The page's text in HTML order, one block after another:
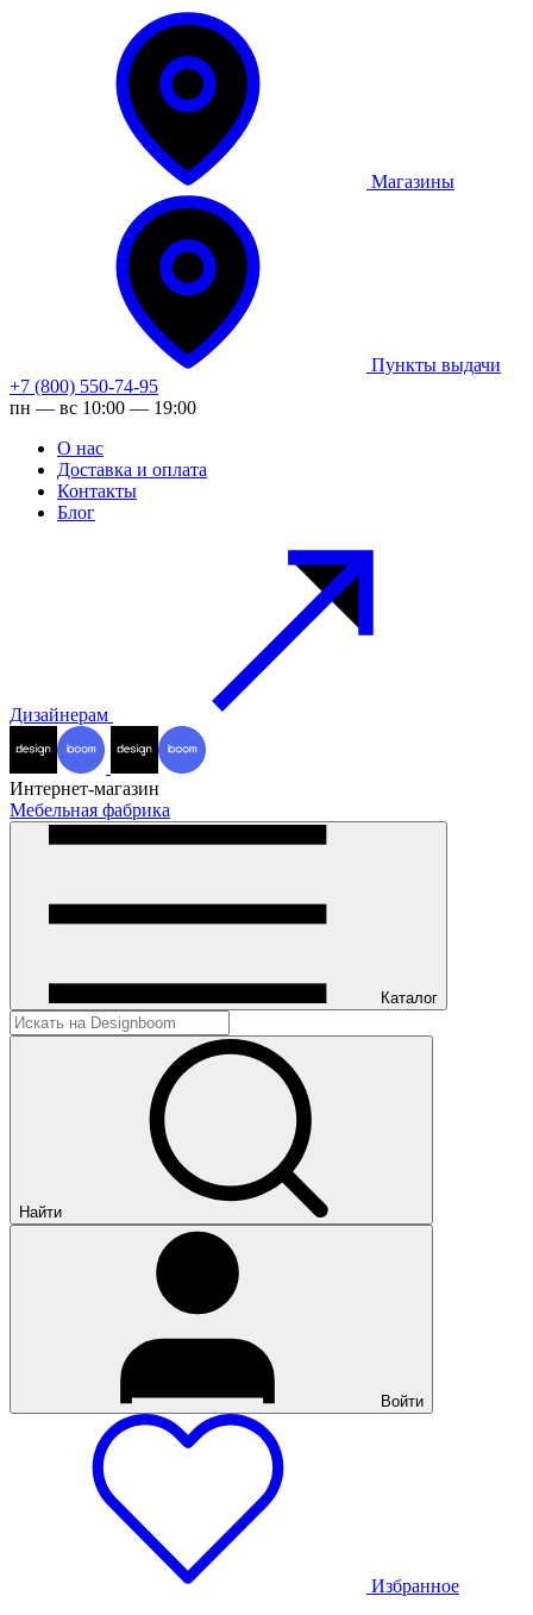
Магазины
Пункты выдачи
+7 (800) 550-74-95
пн — вс 10:00 — 19:00
О нас
Доставка и оплата
Контакты
Блог
Дизайнерам
Интернет-магазин
Мебельная фабрика
Каталог
Найти
Войти
Избранное